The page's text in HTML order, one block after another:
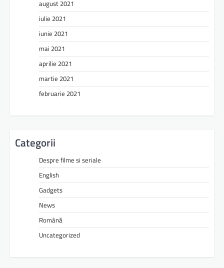
august 2021
iulie 2021
iunie 2021
mai 2021
aprilie 2021
martie 2021
februarie 2021
Categorii
Despre filme si seriale
English
Gadgets
News
Română
Uncategorized